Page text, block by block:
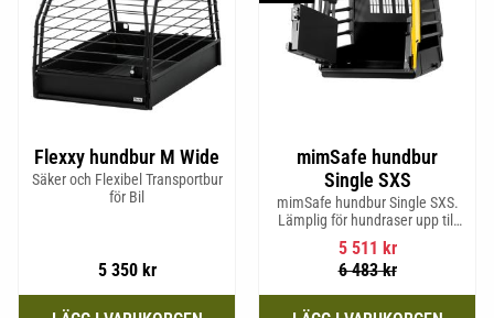
Flexxy hundbur M Wide
Säker och Flexibel Transportbur
för Bil
5 350kr
mimSafe hundbur
Single SXS
mimSafe hundbur Single SXS.
Lämplig för hundraser upp till
52 cm i mankhöjd.
5 511 kr
6 483kr